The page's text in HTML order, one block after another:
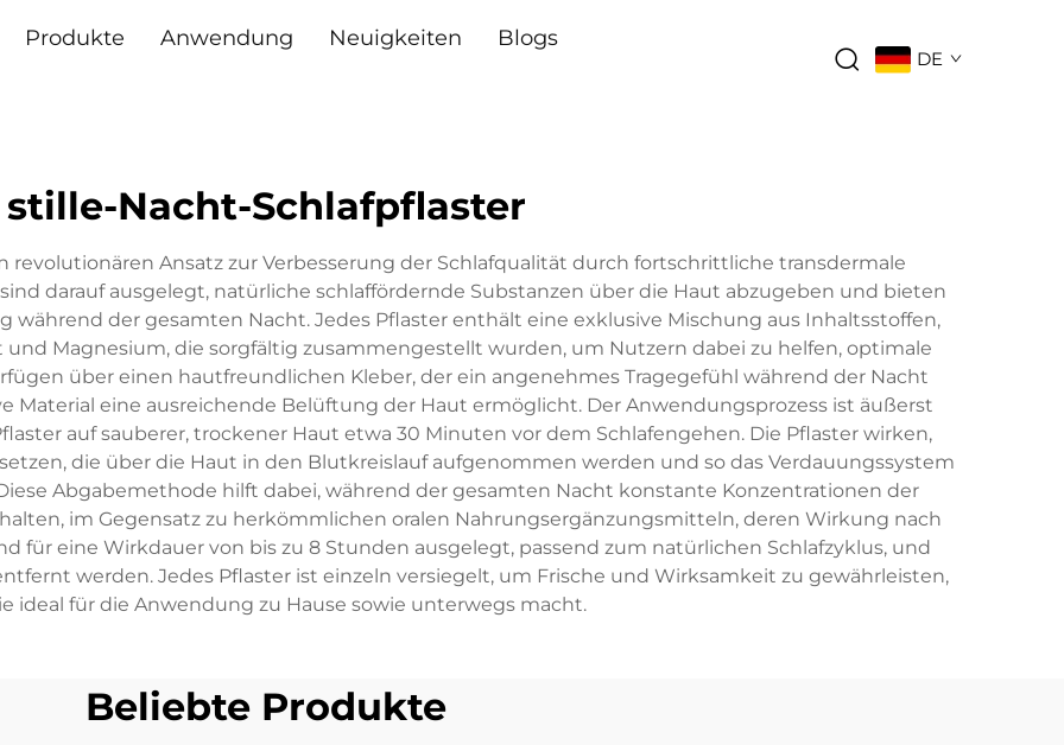
Produkte Anwendung Neuigkeiten
Blogs
DE
stille-Nacht-Schlafpflaster
revolutionären Ansatz zur Verbesserung der Schlafqualität durch fortschrittliche transdermale
darauf ausgelegt, natürliche schlaffördernde Substanzen über die Haut abzugeben und bieten
während der gesamten Nacht. Jedes Pflaster enthält eine exklusive Mischung aus Inhaltsstoffen,
Magnesium, die sorgfältig zusammengestellt wurden, um Nutzern dabei zu helfen, optimale
über einen hautfreundlichen Kleber, der ein angenehmes Tragegefühl während der Nacht
Material eine ausreichende Belüftung der Haut ermöglicht. Der Anwendungsprozess ist äußerst
auf sauberer, trockener Haut etwa 30 Minuten vor dem Schlafengehen. Die Pflaster wirken,
die über die Haut in den Blutkreislauf aufgenommen werden und so das Verdauungssystem
Abgabemethode hilft dabei, während der gesamten Nacht konstante Konzentrationen der
im Gegensatz zu herkömmlichen oralen Nahrungsergänzungsmitteln, deren Wirkung nach
für eine Wirkdauer von bis zu 8 Stunden ausgelegt, passend zum natürlichen Schlafzyklus, und
werden. Jedes Pflaster ist einzeln versiegelt, um Frische und Wirksamkeit zu gewährleisten,
ideal für die Anwendung zu Hause sowie unterwegs macht.
Beliebte Produkte